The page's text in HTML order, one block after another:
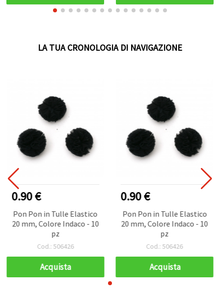
LA TUA CRONOLOGIA DI NAVIGAZIONE
0.90 €
Pon Pon in Tulle Elastico
20 mm, Colore Indaco - 10
pz
Cod.: 506426
Acquista
0.90 €
Pon Pon in Tulle Elastico
20 mm, Colore Indaco - 10
pz
Cod.: 506426
Acquista